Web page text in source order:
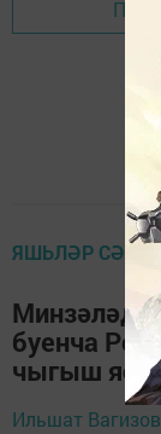
ЯШЬЛӘР
буенча
чыгыш
Ильшат